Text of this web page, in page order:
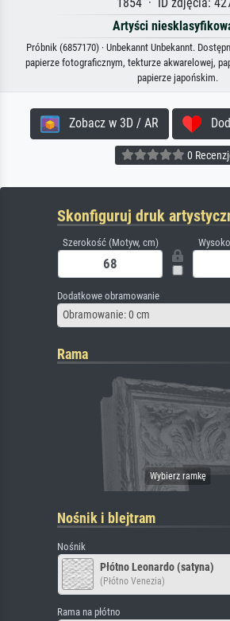
Artyści
Próbnik (6857170) · Unbekannt Unbekannt.
papierze fotograficznym, tekturze akwarelowej,
papierze japońskim.
Zobacz w 3D / AR
0
Skonfiguruj druk
Szerokość (Motyw, cm)
Dodatkowe obramowanie
Obramowanie: 0 cm
Rama
Nośnik i blejtram
Nośnik
Płótno Leonardo (satyna)
(Płótno Venezia)
Rama na płótno